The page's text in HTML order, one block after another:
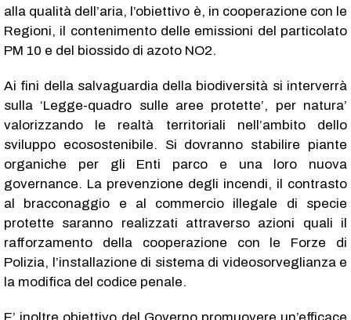
alla qualità dell’aria, l’obiettivo è, in cooperazione con le
Regioni, il contenimento delle emissioni del particolato
PM 10 e del biossido di azoto NO2.
Ai fini della salvaguardia della biodiversità si interverrà
sulla ‘Legge-quadro sulle aree protette’, per natura’
valorizzando le realtà territoriali nell’ambito dello
sviluppo ecosostenibile. Si dovranno stabilire piante
organiche per gli Enti parco e una loro nuova
governance. La prevenzione degli incendi, il contrasto
al bracconaggio e al commercio illegale di specie
protette saranno realizzati attraverso azioni quali il
rafforzamento della cooperazione con le Forze di
Polizia, l’installazione di sistema di videosorveglianza e
la modifica del codice penale.
E’ inoltre obiettivo del Governo promuovere un’efficace